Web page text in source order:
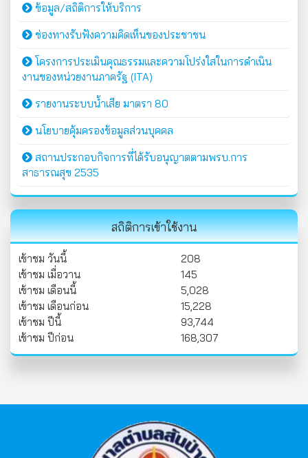
ข้อมูล/สถิติการให้บริการ
ช่องทางรับฟังความคิดเห็นของประชาชน
โครงการประเมินคุณธรรมและความโปร่งใสในการดำเนิน
งานของหน่วยงานภาครัฐ (ITA)
รายงานระบบน้ำเสีย มาตรา 80
นโยบายคุ้มครองข้อมูลส่วนบุคคล
สถานประกอบกิจการที่ได้รับอนุญาตตามพรบ.การ
สาธารณสุข 2535
สถิติการเข้าใช้งาน
เข้าชม วันนี้
208
เข้าชม เมื่อวาน
145
เข้าชม เดือนนี้
5,028
เข้าชม เดือนก่อน
15,228
เข้าชม ปีนี้
93,744
เข้าชม ปีก่อน
168,307